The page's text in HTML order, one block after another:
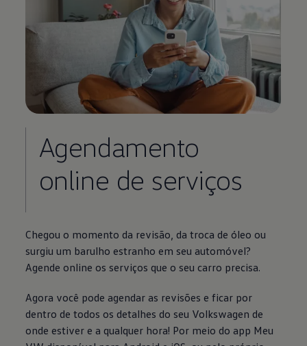
Agendamento
online de serviços
Chegou o momento da revisão, da troca de óleo ou
surgiu um barulho estranho em seu automóvel?
Agende online os serviços que o seu carro precisa.
Agora você pode agendar as revisões e ficar por
dentro de todos os detalhes do seu Volkswagen de
onde estiver e a qualquer hora! Por meio do app Meu